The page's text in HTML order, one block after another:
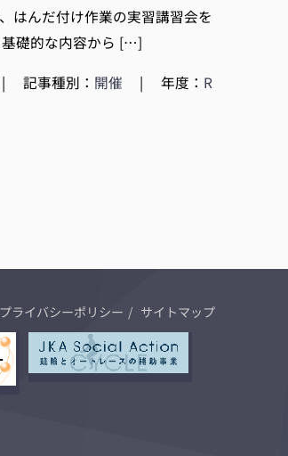
はんだ付け作業の実習講習会を
礎的な内容から […]
| 記事種別： 開催 | 年度： R
プライバシーポリシー サイトマップ